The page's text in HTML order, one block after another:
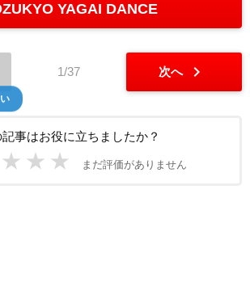
YAGAI DANCE
1/37 次へ chevron_right
記事はお役に立ちましたか？
★ ★ ★ まだ評価がありません